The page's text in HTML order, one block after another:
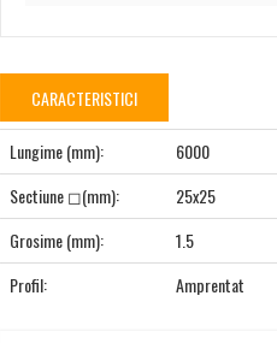
CARACTERISTICI
Lungime (mm):
6000
Sectiune ◻(mm):
25x25
Grosime (mm):
1.5
Profil:
Amprentat